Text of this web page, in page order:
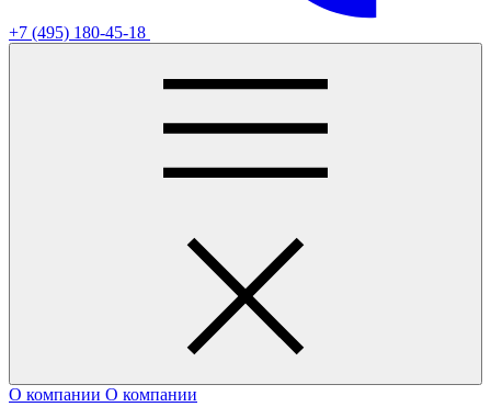
+7 (495) 180-45-18
О компании О компании